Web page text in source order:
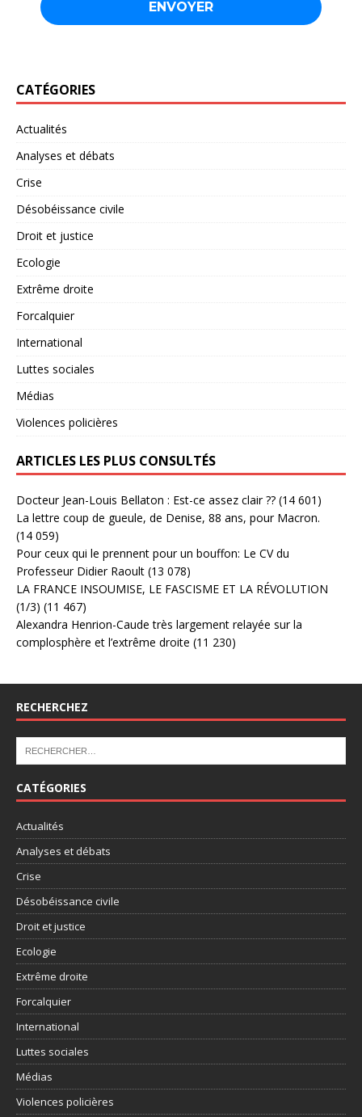
CATÉGORIES
Actualités
Analyses et débats
Crise
Désobéissance civile
Droit et justice
Ecologie
Extrême droite
Forcalquier
International
Luttes sociales
Médias
Violences policières
ARTICLES LES PLUS CONSULTÉS
Docteur Jean-Louis Bellaton : Est-ce assez clair ?? (14 601)
La lettre coup de gueule, de Denise, 88 ans, pour Macron.
(14 059)
Pour ceux qui le prennent pour un bouffon: Le CV du
Professeur Didier Raoult (13 078)
LA FRANCE INSOUMISE, LE FASCISME ET LA RÉVOLUTION
(1/3) (11 467)
Alexandra Henrion-Caude très largement relayée sur la
complosphère et l’extrême droite (11 230)
RECHERCHEZ
CATÉGORIES
Actualités
Analyses et débats
Crise
Désobéissance civile
Droit et justice
Ecologie
Extrême droite
Forcalquier
International
Luttes sociales
Médias
Violences policières